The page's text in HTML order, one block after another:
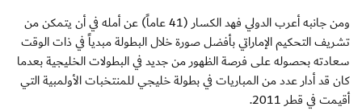
ومن جانبه أعرب الدولي فهد الكسار (41 عاماً) عن أمله في أن يتمكن من
تشريف التحكيم الإماراتي بأفضل صورة خلال البطولة مبدياً في ذات الوقت
سعادته بحصوله على فرصة الظهور من جديد في البطولات الخليجية بعدما
كان قد أدار عدد من المباريات في بطولة خليجي للمنتخبات الأولمبية التي
أقيمت في قطر 2011.